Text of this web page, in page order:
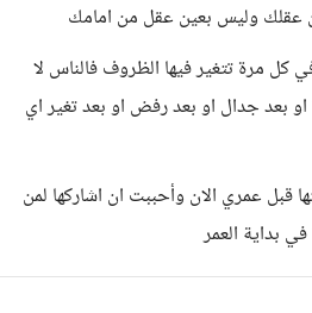
عقلك وليس بعين عقل من امامك
كل مرة تتغير فيها الظروف فالناس لا
بعد جدال او بعد رفض او بعد تغير اي
قبل عمري الان وأحببت ان اشاركها لمن
بداية العمر